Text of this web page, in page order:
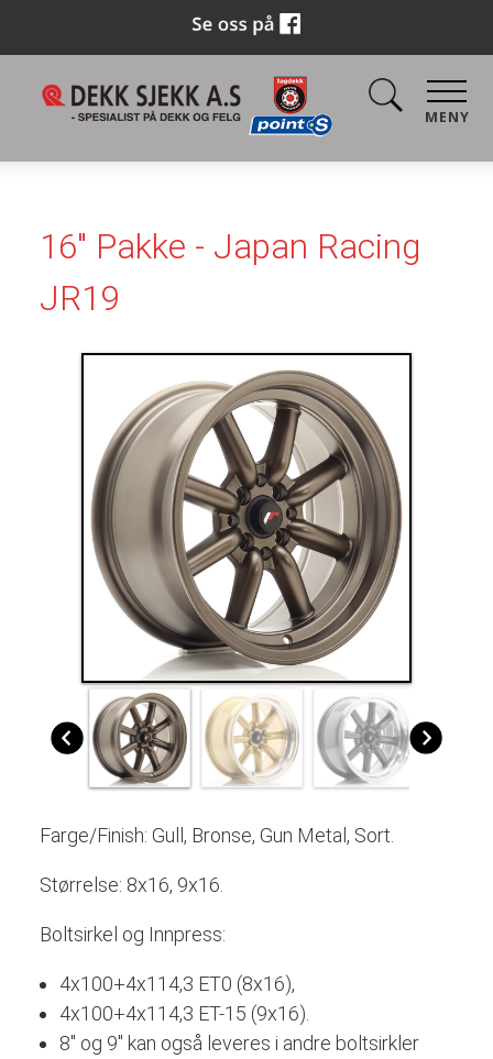
MENY
16" Pakke - Japan Racing
JR19
Farge/Finish: Gull, Bronse, Gun Metal, Sort.
Størrelse: 8x16, 9x16.
Boltsirkel og Innpress:
4x100+4x114,3 ET0 (8x16),
4x100+4x114,3 ET-15 (9x16).
8" og 9" kan også leveres i andre boltsirkler